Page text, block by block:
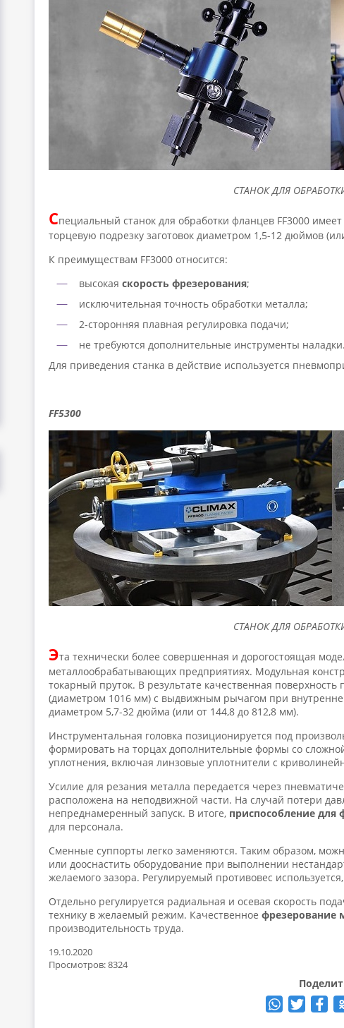
СТАНОК ДЛЯ
Специальный станок для обработки фланцев FF3000
торцевую подрезку заготовок диаметром 1,5-12 дюймов
К преимуществам FF3000 относится:
высокая скорость фрезерования;
исключительная точность обработки металла;
2-сторонняя плавная регулировка подачи;
не требуются дополнительные инструменты наладки.
Для приведения станка в действие используется
FF5300
СТАНОК ДЛЯ
Эта технически более совершенная и дорогостоящая
металлообрабатывающих предприятиях. Модульная
токарный пруток. В результате качественная
(диаметром 1016 мм) с выдвижным рычагом при
диаметром 5,7-32 дюйма (или от 144,8 до 812,8 мм).
Инструментальная головка позиционируется под
формировать на торцах дополнительные формы со
уплотнения, включая линзовые уплотнители с
Усилие для резания металла передается через
расположена на неподвижной части. На случай потери
непреднамеренный запуск. В итоге, приспособление для
для персонала.
Сменные суппорты легко заменяются. Таким образом,
или дооснастить оборудование при выполнении
желаемого зазора. Регулируемый противовес
Отдельно регулируется радиальная и осевая скорость
технику в желаемый режим. Качественное фрезерование
производительность труда.
19.10.2020
Просмотров: 8324